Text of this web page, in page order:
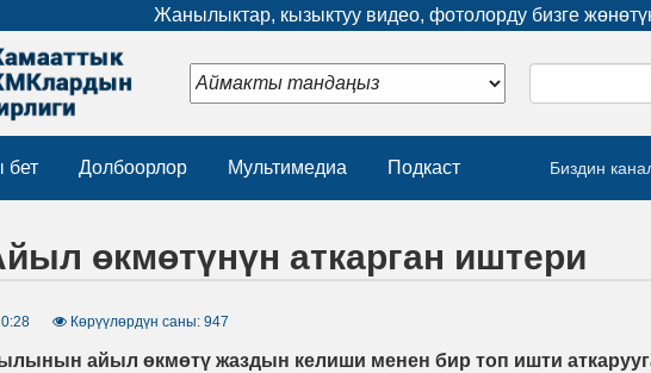
Жанылыктар, кызыктуу видео, фотолорду бизге
бет Долбоорлор Мультимедиа Подкаст Биздин
өкмөтүнүн аткарган иштери
Көрүүлөрдүн саны: 947
айыл өкмөтү жаздын келиши менен бир топ ишти